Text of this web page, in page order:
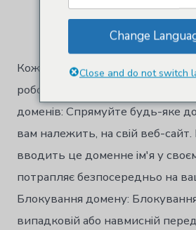
10 жовтня
Кожне доменне ім'я містить усе
роботи в Інтернеті.
доменів: Спрямуйте будь-яке
вам належить, на свій веб-
вводить це доменне ім'я у
потрапляє безпосередньо на
Блокування домену:
випадковій або навмисній
Change
Close and do not switch
日本
한국